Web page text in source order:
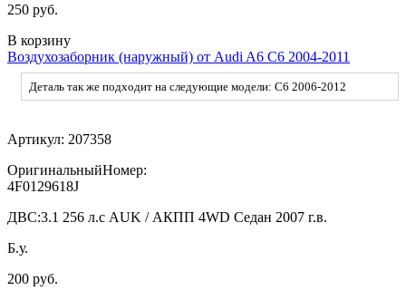
250 руб.
В корзину
Воздухозаборник (наружный) от Audi A6 C6 2004-2011
Деталь так же подходит на следующие модели: C6 2006-2012
Артикул: 207358
ОригинальныйНомер:
4F0129618J
ДВС:3.1 256 л.с AUK / АКПП 4WD Седан 2007 г.в.
Б.у.
200 руб.